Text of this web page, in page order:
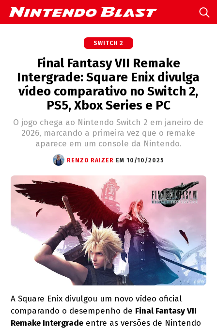
SWITCH 2
Final Fantasy VII Remake
Intergrade: Square Enix divulga
vídeo comparativo no Switch 2,
PS5, Xbox Series e PC
O jogo chega ao Nintendo Switch 2 em janeiro de
2026, marcando a primeira vez que o remake
aparece em um console da Nintendo.
RENZO RAIZER EM 10/10/2025
A Square Enix divulgou um novo vídeo oficial
comparando o desempenho de Final Fantasy VII
Remake Intergrade entre as versões de Nintendo